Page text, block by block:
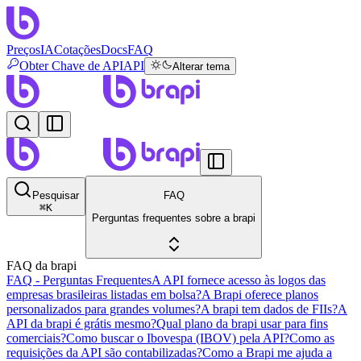
PreçosIACotaçõesDocsFAQ
Obter Chave de APIAPI Alterar tema
Pesquisar
⌘K
FAQ
Perguntas frequentes sobre a brapi
FAQ da brapi
FAQ - Perguntas FrequentesA API fornece acesso às logos das
empresas brasileiras listadas em bolsa?A Brapi oferece planos
personalizados para grandes volumes?A brapi tem dados de FIIs?A
API da brapi é grátis mesmo?Qual plano da brapi usar para fins
comerciais?Como buscar o Ibovespa (IBOV) pela API?Como as
requisições da API são contabilizadas?Como a Brapi me ajuda a